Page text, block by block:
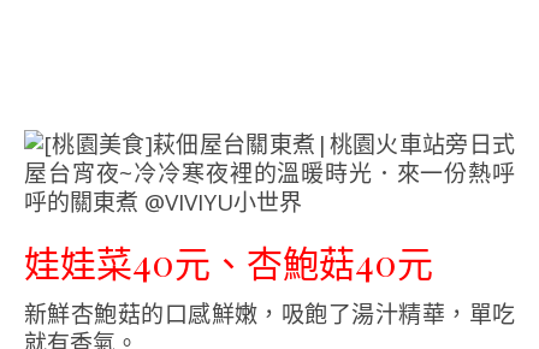
娃娃菜40元、杏鮑菇40元
新鮮杏鮑菇的口感鮮嫩，吸飽了湯汁精華，單吃